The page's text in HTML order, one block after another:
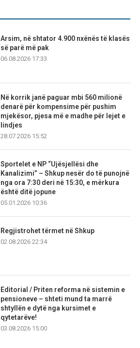
Arsim, në shtator 4.900 nxënës të klasës
së parë më pak
06.08.2026 17:33
Në korrik janë paguar mbi 560 milionë
denarë për kompensime për pushim
mjekësor, pjesa më e madhe për lejet e
lindjes
28.07.2026 15:52
Sportelet e NP “Ujësjellësi dhe
Kanalizimi” – Shkup nesër do të punojnë
nga ora 7:30 deri në 15:30, e mërkura
është ditë jopune
05.01.2026 10:36
Regjistrohet tërmet në Shkup
02.08.2026 22:34
Editorial / Priten reforma në sistemin e
pensioneve – shteti mund ta marrë
shtyllën e dytë nga kursimet e
qytetarëve!
03.08.2026 15:00